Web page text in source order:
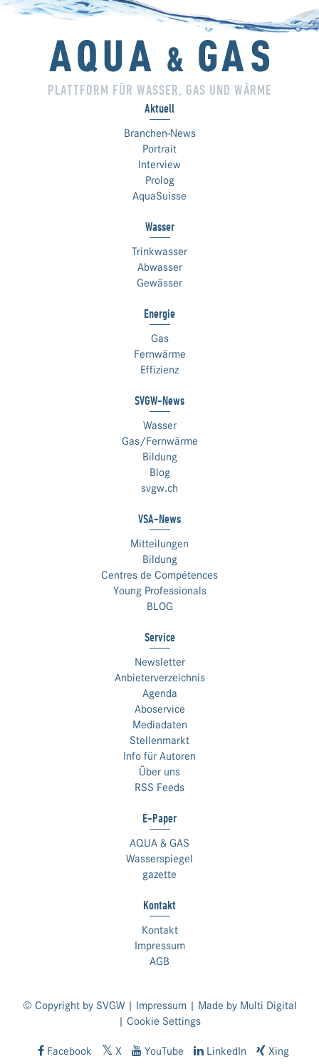
PLATTFORM FÜR WASSER, GAS UND WÄRME
Aktuell
Branchen-News
Portrait
Interview
Prolog
AquaSuisse
Wasser
Trinkwasser
Abwasser
Gewässer
Energie
Gas
Fernwärme
Effizienz
SVGW-News
Wasser
Gas/Fernwärme
Bildung
Blog
svgw.ch
VSA-News
Mitteilungen
Bildung
Centres de Compétences
Young Professionals
BLOG
Service
Newsletter
Anbieterverzeichnis
Agenda
Aboservice
Mediadaten
Stellenmarkt
Info für Autoren
Über uns
RSS Feeds
E-Paper
AQUA & GAS
Wasserspiegel
gazette
Kontakt
Kontakt
Impressum
AGB
© Copyright by SVGW | Impressum| Made by Multi Digital
| Cookie Settings
Facebook X YouTube LinkedIn Xing